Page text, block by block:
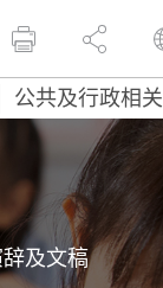
公共及行政相关
及文稿